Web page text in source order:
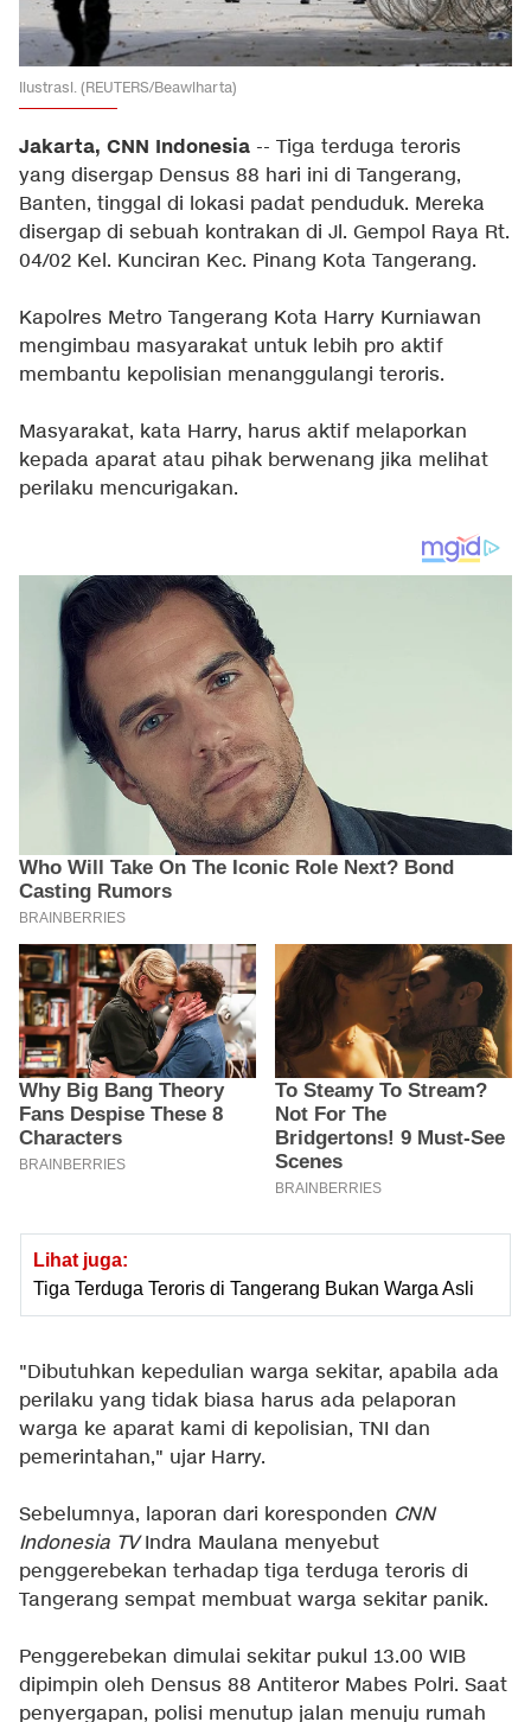
Ilustrasi. (REUTERS/Beawiharta)
Jakarta, CNN Indonesia -- Tiga terduga teroris
yang disergap Densus 88 hari ini di Tangerang,
Banten, tinggal di lokasi padat penduduk. Mereka
disergap di sebuah kontrakan di Jl. Gempol Raya Rt.
04/02 Kel. Kunciran Kec. Pinang Kota Tangerang.
Kapolres Metro Tangerang Kota Harry Kurniawan
mengimbau masyarakat untuk lebih pro aktif
membantu kepolisian menanggulangi teroris.
Masyarakat, kata Harry, harus aktif melaporkan
kepada aparat atau pihak berwenang jika melihat
perilaku mencurigakan.
Lihat juga:
Tiga Terduga Teroris di Tangerang Bukan Warga Asli
"Dibutuhkan kepedulian warga sekitar, apabila ada
perilaku yang tidak biasa harus ada pelaporan
warga ke aparat kami di kepolisian, TNI dan
pemerintahan," ujar Harry.
Sebelumnya, laporan dari koresponden CNN
Indonesia TVIndra Maulana menyebut
penggerebekan terhadap tiga terduga teroris di
Tangerang sempat membuat warga sekitar panik.
Penggerebekan dimulai sekitar pukul 13.00 WIB
dipimpin oleh Densus 88 Antiteror Mabes Polri. Saat
penyergapan, polisi menutup jalan menuju rumah